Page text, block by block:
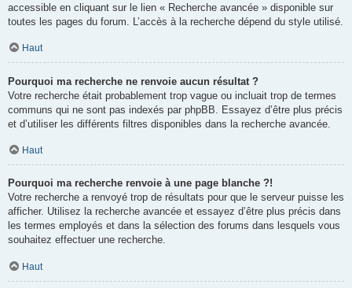
accessible en cliquant sur le lien « Recherche avancée » disponible sur
toutes les pages du forum. L’accès à la recherche dépend du style utilisé.
Haut
Pourquoi ma recherche ne renvoie aucun résultat ?
Votre recherche était probablement trop vague ou incluait trop de termes
communs qui ne sont pas indexés par phpBB. Essayez d’être plus précis
et d’utiliser les différents filtres disponibles dans la recherche avancée.
Haut
Pourquoi ma recherche renvoie à une page blanche ?!
Votre recherche a renvoyé trop de résultats pour que le serveur puisse les
afficher. Utilisez la recherche avancée et essayez d’être plus précis dans
les termes employés et dans la sélection des forums dans lesquels vous
souhaitez effectuer une recherche.
Haut